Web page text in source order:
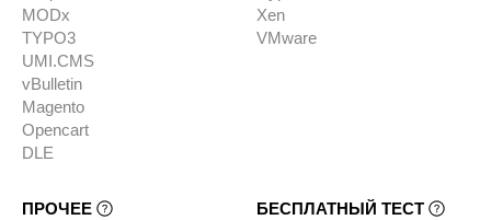
MODx
TYPO3
UMI.CMS
vBulletin
Magento
Opencart
DLE
Xen
VMware
ПРОЧЕЕ
БЕСПЛАТНЫЙ ТЕСТ